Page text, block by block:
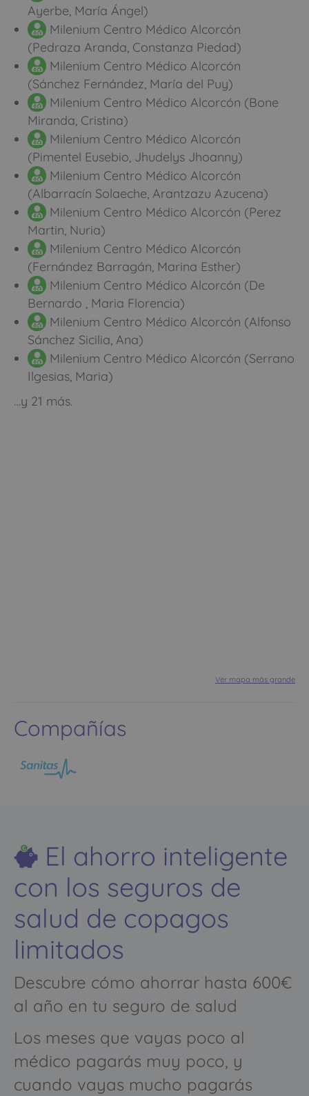
Ayerbe, María Ángel)
Milenium Centro Médico Alcorcón
(Pedraza Aranda, Constanza Piedad)
Milenium Centro Médico Alcorcón
(Sánchez Fernández, María del Puy)
Milenium Centro Médico Alcorcón (Bone
Miranda, Cristina)
Milenium Centro Médico Alcorcón
(Pimentel Eusebio, Jhudelys Jhoanny)
Milenium Centro Médico Alcorcón
(Albarracín Solaeche, Arantzazu Azucena)
Milenium Centro Médico Alcorcón (Perez
Martin, Nuria)
Milenium Centro Médico Alcorcón
(Fernández Barragán, Marina Esther)
Milenium Centro Médico Alcorcón (De
Bernardo , Maria Florencia)
Milenium Centro Médico Alcorcón (Alfonso
Sánchez Sicilia, Ana)
Milenium Centro Médico Alcorcón (Serrano
Ilgesias, Maria)
…y 21 más.
Ver mapa más grande
Compañías
El ahorro inteligente
con los seguros de
salud de copagos
limitados
Descubre cómo ahorrar hasta 600€
al año en tu seguro de salud
Los meses que vayas poco al
médico pagarás muy poco, y
cuando vayas mucho pagarás